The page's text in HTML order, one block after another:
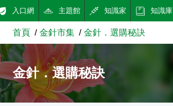
入口網 主題館 知識家 知識庫
首頁 金針市集 金針．選購秘訣
金針．選購秘訣